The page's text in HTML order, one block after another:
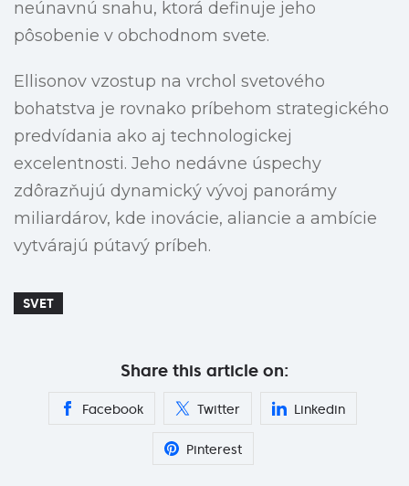
neúnavnú snahu, ktorá definuje jeho
pôsobenie v obchodnom svete.
Ellisonov vzostup na vrchol svetového
bohatstva je rovnako príbehom strategického
predvídania ako aj technologickej
excelentnosti. Jeho nedávne úspechy
zdôrazňujú dynamický vývoj panorámy
miliardárov, kde inovácie, aliancie a ambície
vytvárajú pútavý príbeh.
SVET
Share this article on:
Facebook Twitter Linkedin
Pinterest